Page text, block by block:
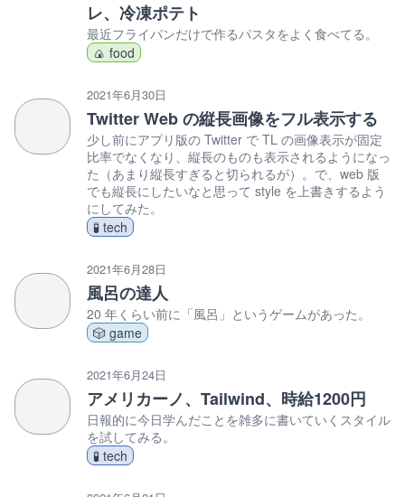
レ、冷凍ポテト
最近フライパンだけで作るパスタをよく食べてる。
🍙 food
2021年6月30日
Twitter Web の縦長画像をフル表示する
少し前にアプリ版の Twitter で TL の画像表示が固定
比率でなくなり、縦長のものも表示されるようになっ
た（あまり縦長すぎると切られるが）。で、web 版
でも縦長にしたいなと思って style を上書きするよう
にしてみた。
🧪 tech
2021年6月28日
風呂の達人
20 年くらい前に「風呂」というゲームがあった。
🎲 game
2021年6月24日
アメリカーノ、Tailwind、時給1200円
日報的に今日学んだことを雑多に書いていくスタイル
を試してみる。
🧪 tech